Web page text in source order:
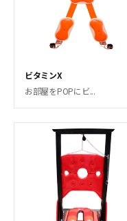
ビタミンX
お部屋をPOPにビ...